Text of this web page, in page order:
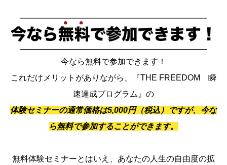
今なら無料で参加できます！
これだけメリットがありながら、『THE FREEDOM 瞬
速達成プログラム』の
体験セミナーの通常価格は5,000円（税込）ですが、今な
ら無料で参加することができます。
無料体験セミナーとはいえ、あなたの人生の自由度の拡